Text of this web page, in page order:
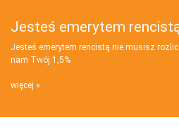
Jesteś emerytem
Jesteś emerytem rencistą nie musisz
nam Twój 1,5%
więcej